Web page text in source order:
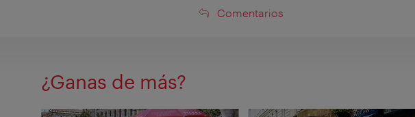
Comentarios
Comentarios
¿Ganas de más?